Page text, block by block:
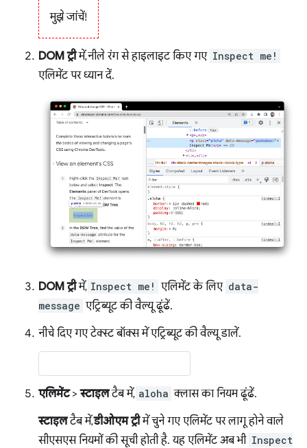
मुझे जांचें!
DOM ट्रीमें, नीले रंग से हाइलाइट किए गए Inspect me!
एलिमेंट पर ध्यान दें.
DOM ट्रीमें, Inspect me! एलिमेंट के लिए data-
message एट्रिब्यूट की वैल्यू ढूंढें.
नीचे दिए गए टेक्स्ट बॉक्स में एट्रिब्यूट की वैल्यू डालें.
एलिमेंट>स्टाइलटैब में, aloha क्लास का नियम ढूंढें.
स्टाइलटैब में,डीओएम ट्रीमें चुने गए एलिमेंट पर लागू होने वाले
सीएसएस नियमों की सूची होती है. यह एलिमेंट अब भी Inspect